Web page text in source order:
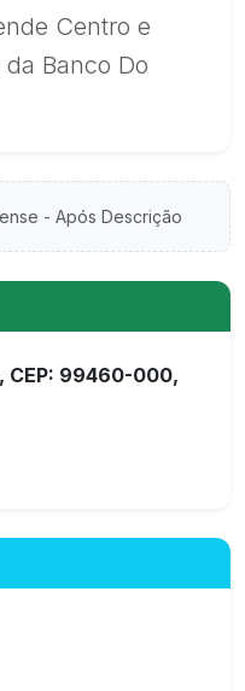
Centro e
Banco Do
- Após Descrição
CEP: 99460-000,